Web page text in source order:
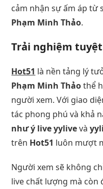
cảm nhận sự ấm áp từ
Phạm Minh Thảo.
Trải nghiệm
Hot51 là nền tảng lý
Phạm Minh Thảothể
người xem. Với giao
tác phong phú và khả
như ý live yylivevà
trên Hot51 luôn mượt
Người xem sẽ không
live chất lượng mà còn